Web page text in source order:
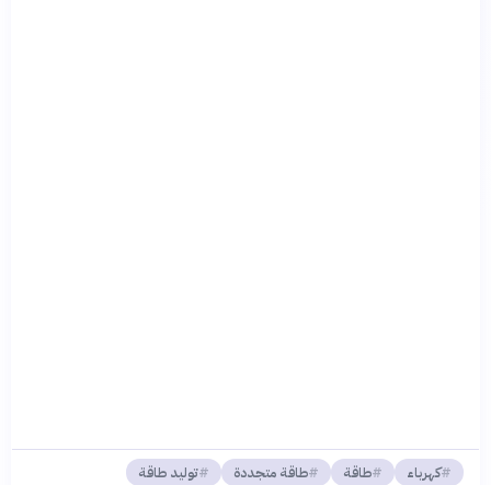
كهرباء طاقة طاقة متجددة
توليد طاقة